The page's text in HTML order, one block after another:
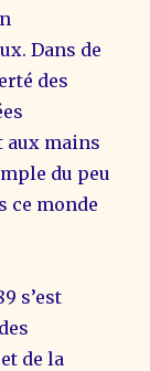
Dans de
des
aux mains
du peu
ce monde
s’est
de la